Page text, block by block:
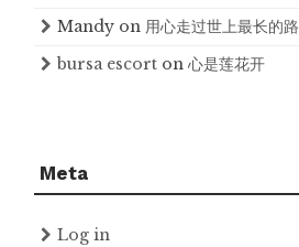
Mandy on 用心走过世上最长的路
bursa escort on 心是莲花开
Meta
Log in